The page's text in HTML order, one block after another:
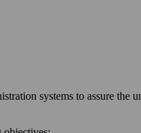
systems to assure the